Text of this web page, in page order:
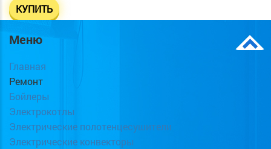
КУПИТЬ
Меню
Главная
Ремонт
Бойлеры
Электрокотлы
Электрические полотенцесушители
Электрические конвекторы